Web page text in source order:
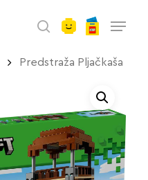
search
Predstraža Pljačkaša